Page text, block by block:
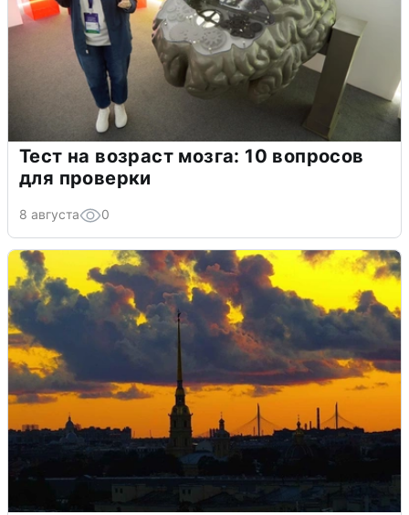
Тест на возраст мозга: 10 вопросов
для проверки
8 августа 0